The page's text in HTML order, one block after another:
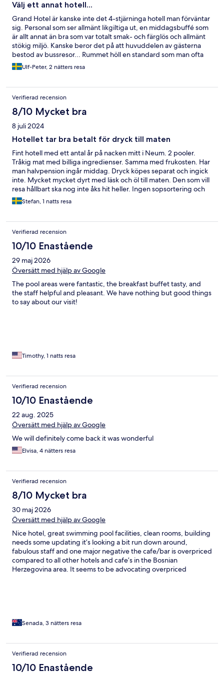
Välj ett annat hotell...
Grand Hotel är kanske inte det 4-stjärninga hotell man förväntar
sig. Personal som ser allmänt likgiltiga ut, en middagsbuffé som
är allt annat än bra som var totalt smak- och färglös och allmänt
stökig miljö. Kanske beror det på att huvuddelen av gästerna
bestod av bussresor... Rummet höll en standard som man ofta
möts av i östeuropa. Dock är dessa hotell då inte 4-stjärninga.
Ulf-Peter, 2 nätters resa
Verifierad recension
8/10 Mycket bra
8 juli 2024
Hotellet tar bra betalt för dryck till maten
Fint hotell med ett antal år på nacken mitt i Neum. 2 pooler.
Tråkig mat med billiga ingredienser. Samma med frukosten. Har
man halvpension ingår middag. Dryck köpes separat och ingick
inte. Mycket mycket dyrt med läsk och öl till maten. Den som vill
resa hållbart ska nog inte åks hit heller. Ingen sopsortering och
massa engångsplast.
Stefan, 1 natts resa
Verifierad recension
10/10 Enastående
29 maj 2026
Översätt med hjälp av Google
The pool areas were fantastic, the breakfast buffet tasty, and
the staff helpful and pleasant. We have nothing but good things
to say about our visit!
Timothy, 1 natts resa
Verifierad recension
10/10 Enastående
22 aug. 2025
Översätt med hjälp av Google
We will definitely come back it was wonderful
Elvisa, 4 nätters resa
Verifierad recension
8/10 Mycket bra
30 maj 2026
Översätt med hjälp av Google
Nice hotel, great swimming pool facilities, clean rooms, building
needs some updating it’s looking a bit run down around,
fabulous staff and one major negative the cafe/bar is overpriced
compared to all other hotels and cafe’s in the Bosnian
Herzegovina area. It seems to be advocating overpriced
Senada, 3 nätters resa
Verifierad recension
10/10 Enastående